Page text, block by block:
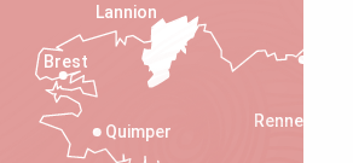
Rennes
Quimper
Lannion
Brest